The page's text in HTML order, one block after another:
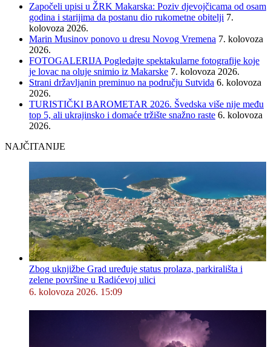
Započeli upisi u ŽRK Makarska: Poziv djevojčicama od osam
godina i starijima da postanu dio rukometne obitelji 7.
kolovoza 2026.
Marin Musinov ponovo u dresu Novog Vremena 7. kolovoza
2026.
FOTOGALERIJA Pogledajte spektakularne fotografije koje
je lovac na oluje snimio iz Makarske 7. kolovoza 2026.
Strani državljanin preminuo na području Sutvida 6. kolovoza
2026.
TURISTIČKI BAROMETAR 2026. Švedska više nije među
top 5, ali ukrajinsko i domaće tržište snažno raste 6. kolovoza
2026.
NAJČITANIJE
Zbog uknjižbe Grad uređuje status prolaza, parkirališta i
zelene površine u Radićevoj ulici
6. kolovoza 2026. 15:09